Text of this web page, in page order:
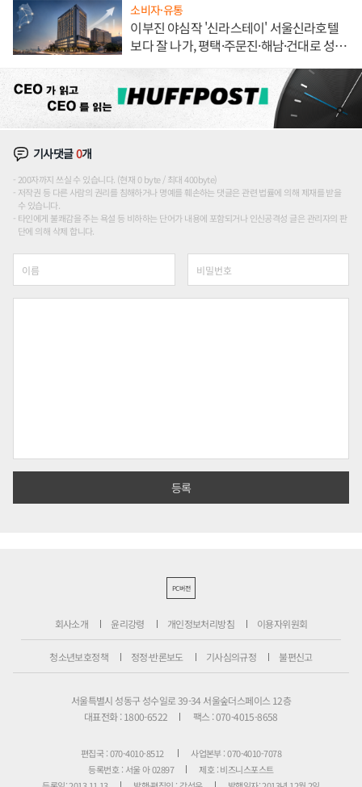
소비자·유통
이부진 야심작 '신라스테이' 서울신라호텔
보다 잘 나가, 평택·주문진·해남·건대로 성
기사댓글0개
200자까지 쓰실 수 있습니다. (현재 0 byte / 최대 400byte)
저작권 등 다른 사람의 권리를 침해하거나 명예를 훼손하는 댓글은 관련 법률에 의해 제재를 받을
수 있습니다.
타인에게 불쾌감을 주는 욕설 등 비하하는 단어가 내용에 포함되거나 인신공격성 글은 관리자의 판
단에 의해 삭제 합니다.
PC버전
회사소개 윤리강령 개인정보처리방침 이용자위원회
청소년보호정책 정정·반론보도 기사심의규정 불편신고
서울특별시 성동구 성수일로 39-34 서울숲더스페이스 12층
대표전화 : 1800-6522
팩스 : 070-4015-8658
편집국 : 070-4010-8512
사업본부 : 070-4010-7078
등록번호 : 서울 아 02897
제호 : 비즈니스포스트